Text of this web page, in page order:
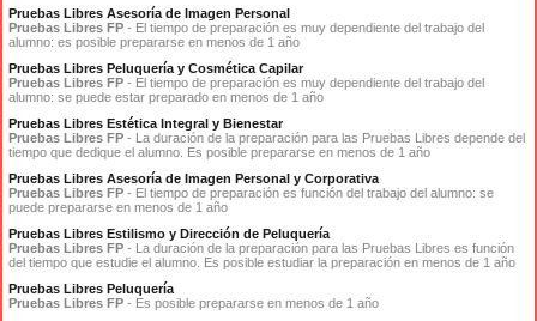
Pruebas Libres Asesoría de Imagen Personal
Pruebas Libres FP - El tiempo de preparación es muy dependiente del trabajo del
alumno: es posible prepararse en menos de 1 año
Pruebas Libres Peluquería y Cosmética Capilar
Pruebas Libres FP - El tiempo de preparación es muy dependiente del trabajo del
alumno: se puede estar preparado en menos de 1 año
Pruebas Libres Estética Integral y Bienestar
Pruebas Libres FP - La duración de la preparación para las Pruebas Libres depende del
tiempo que dedique el alumno. Es posible prepararse en menos de 1 año
Pruebas Libres Asesoría de Imagen Personal y Corporativa
Pruebas Libres FP - El tiempo de preparación es función del trabajo del alumno: se
puede prepararse en menos de 1 año
Pruebas Libres Estilismo y Dirección de Peluquería
Pruebas Libres FP - La duración de la preparación para las Pruebas Libres es función
del tiempo que estudie el alumno. Es posible estudiar la preparación en menos de 1 año
Pruebas Libres Peluquería
Pruebas Libres FP - Es posible prepararse en menos de 1 año